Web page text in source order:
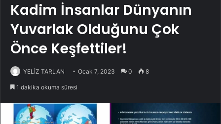
Kadim İnsanlar Dünyanın
Yuvarlak Olduğunu Çok
Önce Keşfettiler!
YELİZ TARLAN Ocak 7, 2023 0 8
1 dakika okuma süresi